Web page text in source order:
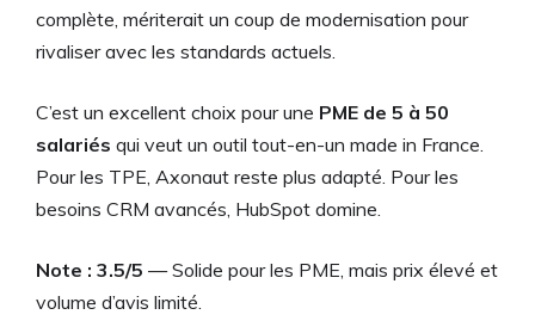
complète, mériterait un coup de modernisation pour
rivaliser avec les standards actuels.
C’est un excellent choix pour une PME de 5 à 50
salariés qui veut un outil tout-en-un made in France.
Pour les TPE, Axonaut reste plus adapté. Pour les
besoins CRM avancés, HubSpot domine.
Note : 3.5/5 — Solide pour les PME, mais prix élevé et
volume d’avis limité.